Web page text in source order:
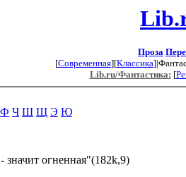
Проза
[Современная][Классика
Lib.ru/Фантастика: [
Ф Ч Ш Щ Э Ю
значит огненная"(182k,9)